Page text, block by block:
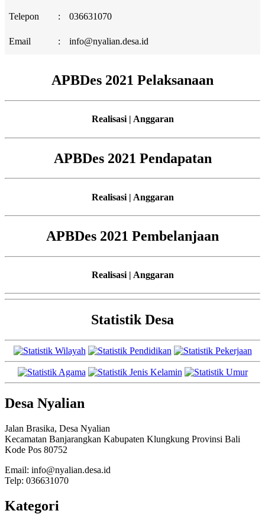
Telepon : 036631070
Email : info@nyalian.desa.id
APBDes 2021 Pelaksanaan
Realisasi | Anggaran
APBDes 2021 Pendapatan
Realisasi | Anggaran
APBDes 2021 Pembelanjaan
Realisasi | Anggaran
Statistik Desa
Desa Nyalian
Jalan Brasika, Desa Nyalian
Kecamatan Banjarangkan Kabupaten Klungkung Provinsi Bali
Kode Pos 80752
Email: info@nyalian.desa.id
Telp: 036631070
Kategori